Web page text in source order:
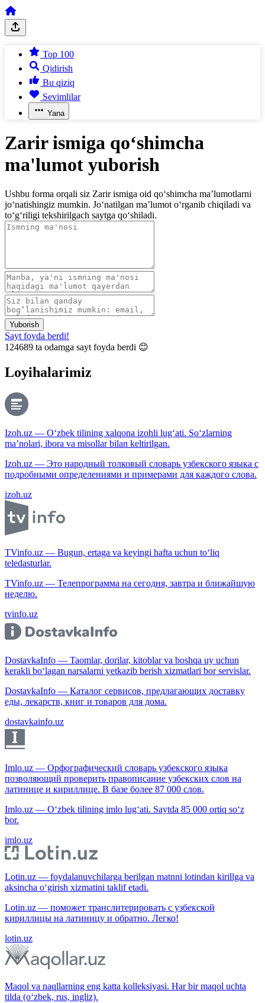
Top 100
Qidirish
Bu qiziq
Sevimlilar
Yana
Zarir ismiga qo‘shimcha
ma'lumot yuborish
Ushbu forma orqali siz Zarir ismiga oid qo‘shimcha ma’lumotlarni
jo‘natishingiz mumkin. Jo‘natilgan ma’lumot o‘rganib chiqiladi va
to‘g‘riligi tekshirilgach saytga qo‘shiladi.
Yuborish
Sayt foyda berdi!
124689 ta odamga sayt foyda berdi 😊
Loyihalarimiz
Izoh.uz — O‘zbek tilining xalqona izohli lug‘ati. So‘zlarning
ma’nolari, ibora va misollar bilan keltirilgan.
Izoh.uz — Это народный толковый словарь узбекского языка с
подробными определениями и примерами для каждого слова.
izoh.uz
TVinfo.uz — Bugun, ertaga va keyingi hafta uchun to‘liq
teledasturlar.
TVinfo.uz — Телепрограмма на сегодня, завтра и ближайшую
неделю.
tvinfo.uz
DostavkaInfo — Taomlar, dorilar, kitoblar va boshqa uy uchun
kerakli bo‘lagan narsalarni yetkazib berish xizmatlari bor servislar.
DostavkaInfo — Каталог сервисов, предлагающих доставку
еды, лекарств, книг и товаров для дома.
dostavkainfo.uz
Imlo.uz — Орфографический словарь узбекского языка
позволяющий проверить правописание узбекских слов на
латинице и кириллице. В базе более 87 000 слов.
Imlo.uz — O‘zbek tilining imlo lug‘ati. Saytda 85 000 ortiq so‘z
bor.
imlo.uz
Lotin.uz — foydalanuvchilarga berilgan matnni lotindan kirillga va
aksincha o‘girish xizmatini taklif etadi.
Lotin.uz — поможет транслитерировать с узбекской
кириллицы на латиницу и обратно. Легко!
lotin.uz
Maqol va naqllarning eng katta kolleksiyasi. Har bir maqol uchta
tilda (o‘zbek, rus, ingliz).